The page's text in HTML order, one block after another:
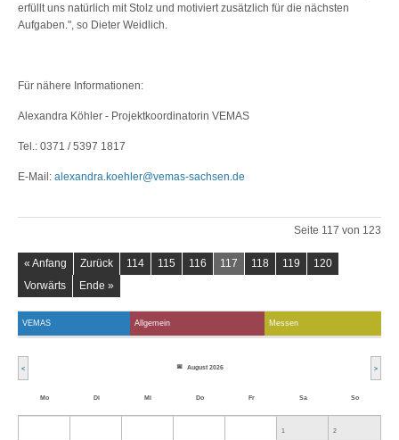
erfüllt uns natürlich mit Stolz und motiviert zusätzlich für die nächsten
Aufgaben.", so Dieter Weidlich.
Für nähere Informationen:
Alexandra Köhler - Projektkoordinatorin VEMAS
Tel.: 0371 / 5397 1817
E-Mail: alexandra.koehler@vemas-sachsen.de
Seite 117 von 123
« Anfang Zurück 114 115 116 117 118 119
120
Vorwärts
Ende »
VEMAS Allgemein Messen
< August 2026 >
Mo Di Mi Do Fr Sa So
1 2